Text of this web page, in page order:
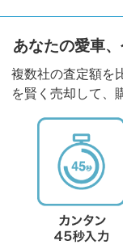
あなたの愛車
複数社の査定額を
を賢く売却して、